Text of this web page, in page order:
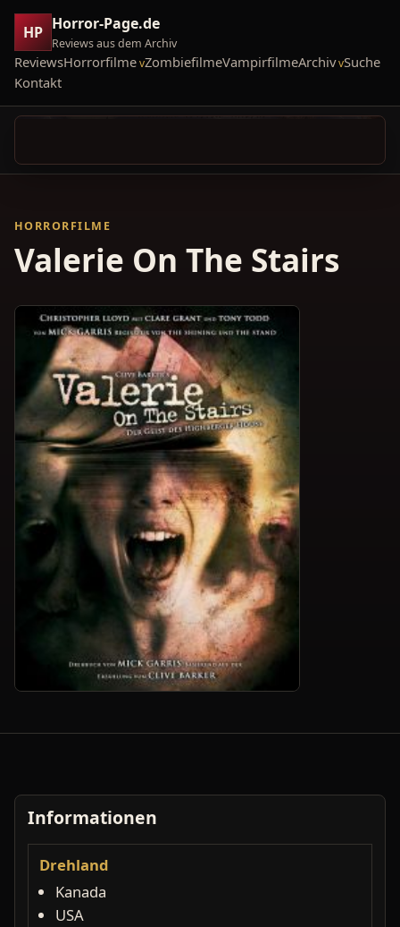
HP Horror-Page.de
Reviews aus dem Archiv
ReviewsHorrorfilme ZombiefilmeVampirfilmeArchiv Suche
Kontakt
HORRORFILME
Valerie On The Stairs
Informationen
Drehland
Kanada
USA